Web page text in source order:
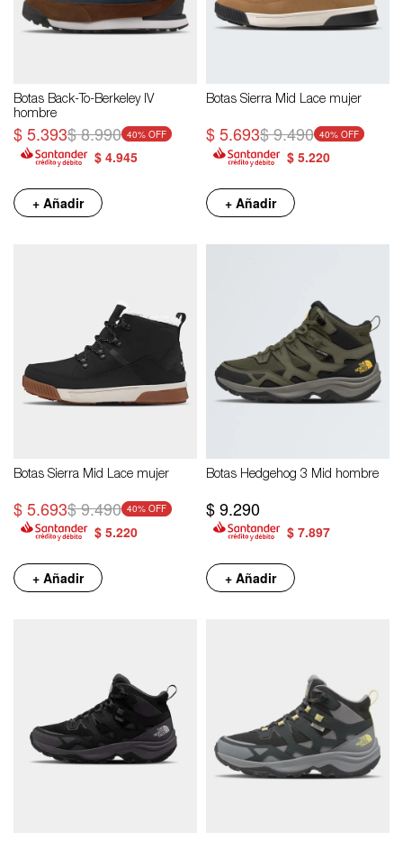
Botas Back-To-Berkeley IV
hombre
$5.393$8.990 40
$ 4.945
+ Añadir
Botas Sierra Mid Lace mujer
$5.693$9.490 40
$ 5.220
+ Añadir
Botas Sierra Mid Lace mujer
$5.693$9.490 40
$ 5.220
+ Añadir
Botas Hedgehog 3 Mid hombre
$9.290
$ 7.897
+ Añadir